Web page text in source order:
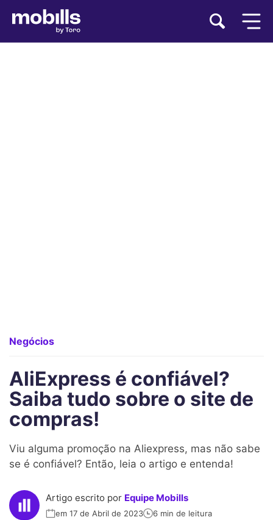
Negócios
AliExpress é confiável?
Saiba tudo sobre o site de
compras!
Viu alguma promoção na Aliexpress, mas não sabe
se é confiável? Então, leia o artigo e entenda!
Artigo escrito por Equipe Mobills
em 17 de Abril de 2023 6 min de leitura